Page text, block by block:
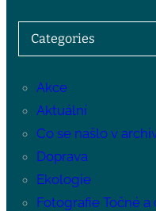
Categories
Akce
Aktuální
Co se našlo v
Doprava
Ekologie
Fotografie Točné a